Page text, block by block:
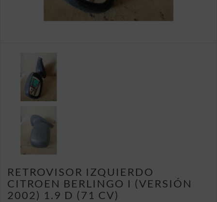
RETROVISOR IZQUIERDO
CITROEN BERLINGO I (VERSIÓN
2002) 1.9 D (71 CV)